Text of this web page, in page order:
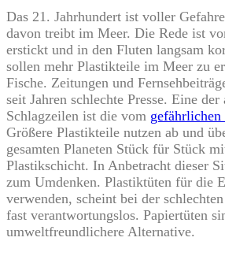
Das 21. Jahrhundert ist voller
davon treibt im Meer. Die Rede ist
erstickt und in den Fluten langsam
sollen mehr Plastikteile im Meer zu
Fische. Zeitungen und
seit Jahren schlechte Presse. Eine der
Schlagzeilen ist die vom
Größere Plastikteile nutzen ab und
gesamten Planeten Stück für Stück
Plastikschicht. In Anbetracht dieser
zum Umdenken. Plastiktüten für die
verwenden, scheint bei der
fast verantwortungslos. Papiertüten
umweltfreundlichere Alternative.